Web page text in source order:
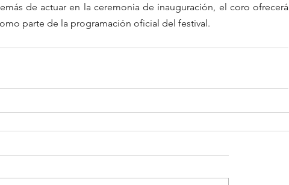
de actuar en la ceremonia de inauguración, el coro ofrecerá
parte de la programación oficial del festival.